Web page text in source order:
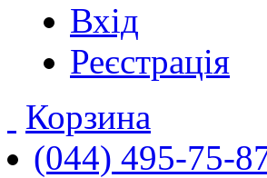
Вхід
Реєстрація
Корзина
(044) 495-75-